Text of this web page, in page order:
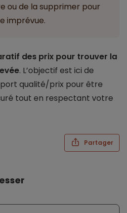
ou de la supprimer pour
imprévue.
des prix pour trouver la
. L’objectif est ici de
qualité/prix pour être
tout en respectant votre
Partager